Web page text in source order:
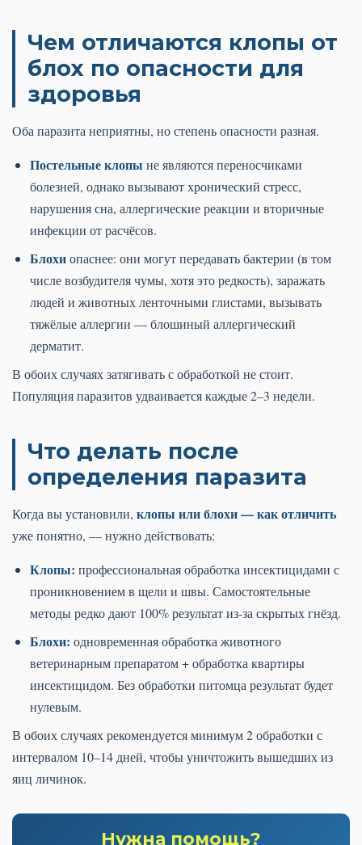
Чем отличаются клопы от
блох по опасности для
здоровья
Оба паразита неприятны, но степень опасности разная.
Постельные клопы не являются переносчиками
болезней, однако вызывают хронический стресс,
нарушения сна, аллергические реакции и вторичные
инфекции от расчёсов.
Блохиопаснее: они могут передавать бактерии (в том
числе возбудителя чумы, хотя это редкость), заражать
людей и животных ленточными глистами, вызывать
тяжёлые аллергии — блошиный аллергический
дерматит.
В обоих случаях затягивать с обработкой не стоит.
Популяция паразитов удваивается каждые 2–3 недели.
Что делать после
определения паразита
Когда вы установили, клопы или блохи — как отличить
уже понятно, — нужно действовать:
Клопы: профессиональная обработка инсектицидами с
проникновением в щели и швы. Самостоятельные
методы редко дают 100% результат из-за скрытых гнёзд.
Блохи: одновременная обработка животного
ветеринарным препаратом + обработка квартиры
инсектицидом. Без обработки питомца результат будет
нулевым.
В обоих случаях рекомендуется минимум 2 обработки с
интервалом 10–14 дней, чтобы уничтожить вышедших из
яиц личинок.
Нужна помощь?